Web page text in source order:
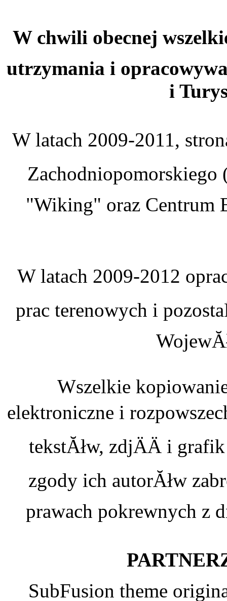
W chwili obecnej
utrzymania i
i
W latach 2009-2011,
Zachodniopomorskiego
"Wiking" oraz
W latach 2009-2012
prac terenowych i
Wszelkie
elektroniczne i
tekstĂłw, zdjÄÄ i
zgody ich autorĂłw
prawach pokrewnych z
SubFusion theme